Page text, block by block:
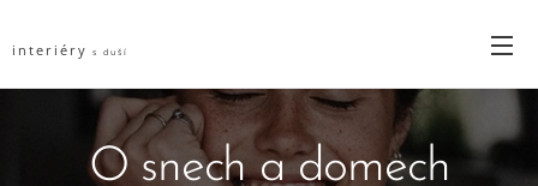
interiéry s duší
O snech a domech